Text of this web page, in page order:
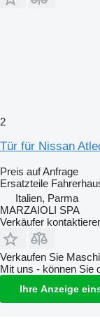
2
Tür für Nissan
Preis auf Anfrage
Ersatzteile
Italien, Parma
MARZAIOLI SPA
Verkäufer
Verkaufen Sie
Mit uns - können Sie
Ihre Anzeige